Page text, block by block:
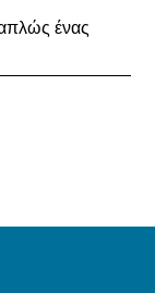
ένας